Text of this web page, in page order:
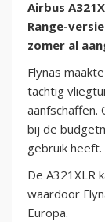
Airbus
Range-
zomer al
Flynas
tachtig
aanfschaffen.
bij de
gebruik heeft.
De A321XLR
waardoor
Europa.